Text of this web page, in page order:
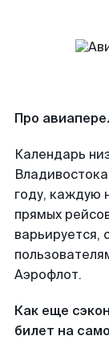
Про
Календарь
году, каждую
прямых
варьируется,
Аэрофлот.
Как еще
билет на